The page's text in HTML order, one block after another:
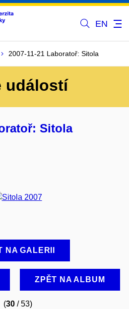
EN
2007-11-21 Laboratoř: Sitola
událostí
Sitola
NA GALERII
ZPĚT NA ALBUM
(30 / 53)